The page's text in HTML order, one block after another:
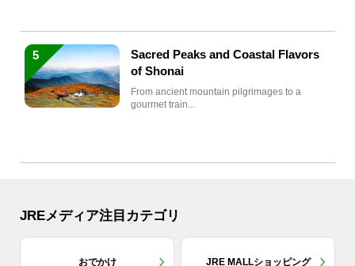
5
Sacred Peaks and Coastal Flavors
of Shonai
From ancient mountain pilgrimages to a
gourmet train...
JREメディア注目カテゴリ
おでかけ JRE MALLショッピング